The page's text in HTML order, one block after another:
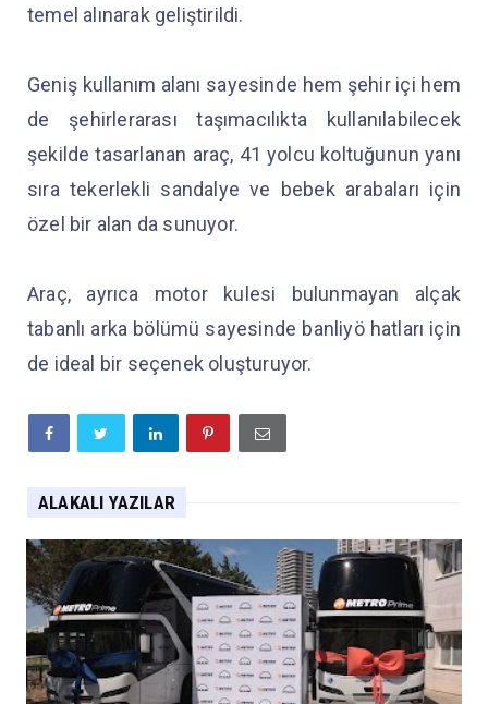
temel alınarak geliştirildi.
Geniş kullanım alanı sayesinde hem şehir içi hem
de şehirlerarası taşımacılıkta kullanılabilecek
şekilde tasarlanan araç, 41 yolcu koltuğunun yanı
sıra tekerlekli sandalye ve bebek arabaları için
özel bir alan da sunuyor.
Araç, ayrıca motor kulesi bulunmayan alçak
tabanlı arka bölümü sayesinde banliyö hatları için
de ideal bir seçenek oluşturuyor.
ALAKALI YAZILAR